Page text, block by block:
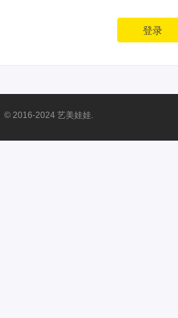
登录
© 2016-2024 艺美娃娃.